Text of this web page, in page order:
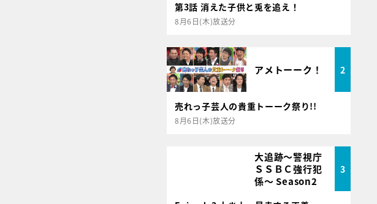
第3話 消えた子供と兎を追え！
8月6日(木)放送分
アメトーーク！ 2
売れっ子芸人の貴重トーーク祭り!!
8月6日(木)放送分
大追跡～警視庁
ＳＳＢＣ強行犯
係～ Season2
3